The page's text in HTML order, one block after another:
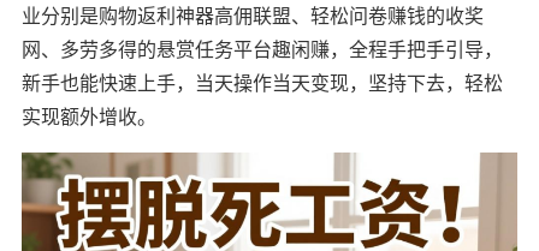
业分别是购物返利神器高佣联盟、轻松问卷赚钱的收奖
网、多劳多得的悬赏任务平台趣闲赚，全程手把手引导，
新手也能快速上手，当天操作当天变现，坚持下去，轻松
实现额外增收。